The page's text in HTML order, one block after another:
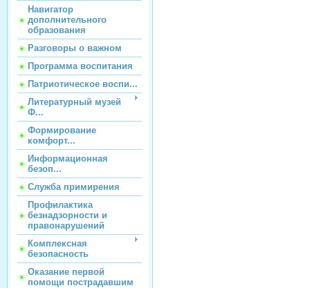
Навигатор
дополнительного
образования
Разговоры о важном
Программа воспитания
Патриотическое воспи...
Литературный музей
Ф...
Формирование
комфорт...
Информационная
безоп...
Служба примирения
Профилактика
безнадзорности и
правонарушений
Комплексная
безопасность
Оказание первой
помощи пострадавшим